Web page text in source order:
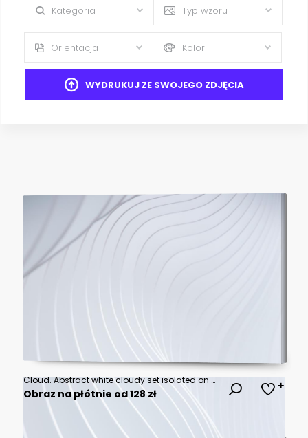
Kategoria Typ wzoru
Orientacja Kolor
WYDRUKUJ ZE SWOJEGO ZDJĘCIA
Cloud. Abstract white cloudy set isolated on blue background. Vector illustration
Obraz na płótnie od 128 zł